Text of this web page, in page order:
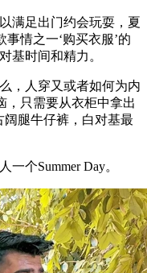
足出门约会玩耍，夏
情之一‘购买衣服’的
基时间和精力。
人穿又或者如何为内
，只需要从衣柜中拿出
阔腿牛仔裤，白对基最
个Summer Day。